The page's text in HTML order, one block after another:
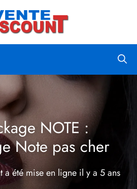
NOTE :
Note pas cher
a été mise en ligne il y a 5 ans